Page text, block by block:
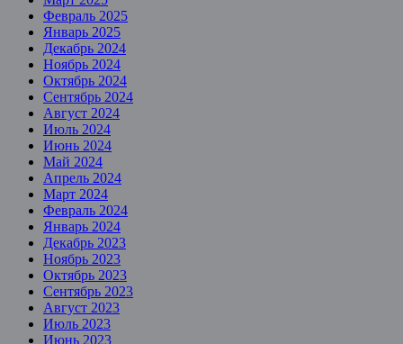
Февраль 2025
Январь 2025
Декабрь 2024
Ноябрь 2024
Октябрь 2024
Сентябрь 2024
Август 2024
Июль 2024
Июнь 2024
Май 2024
Апрель 2024
Март 2024
Февраль 2024
Январь 2024
Декабрь 2023
Ноябрь 2023
Октябрь 2023
Сентябрь 2023
Август 2023
Июль 2023
Июнь 2023